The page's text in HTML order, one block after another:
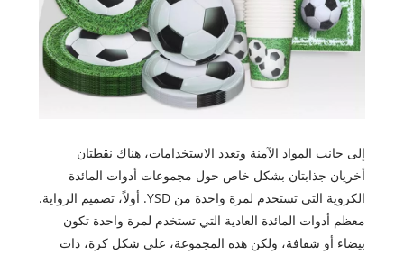
إلى جانب المواد الآمنة وتعدد الاستخدامات، هناك نقطتان
أخريان جذابتان بشكل خاص حول مجموعات أدوات المائدة
الكروية التي تستخدم لمرة واحدة من YSD. أولاً، تصميم الرواية.
معظم أدوات المائدة العادية التي تستخدم لمرة واحدة تكون
بيضاء أو شفافة، ولكن هذه المجموعة، على شكل كرة، ذات